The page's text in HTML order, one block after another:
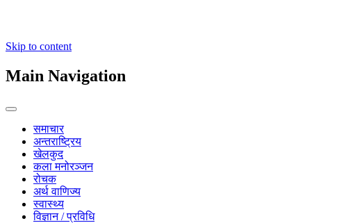
Skip to content
Main Navigation
समाचार
अन्तराष्ट्रिय
खेलकुद
कला मनोरञ्जन
रोचक
अर्थ वाणिज्य
स्वास्थ्य
विज्ञान / प्रविधि